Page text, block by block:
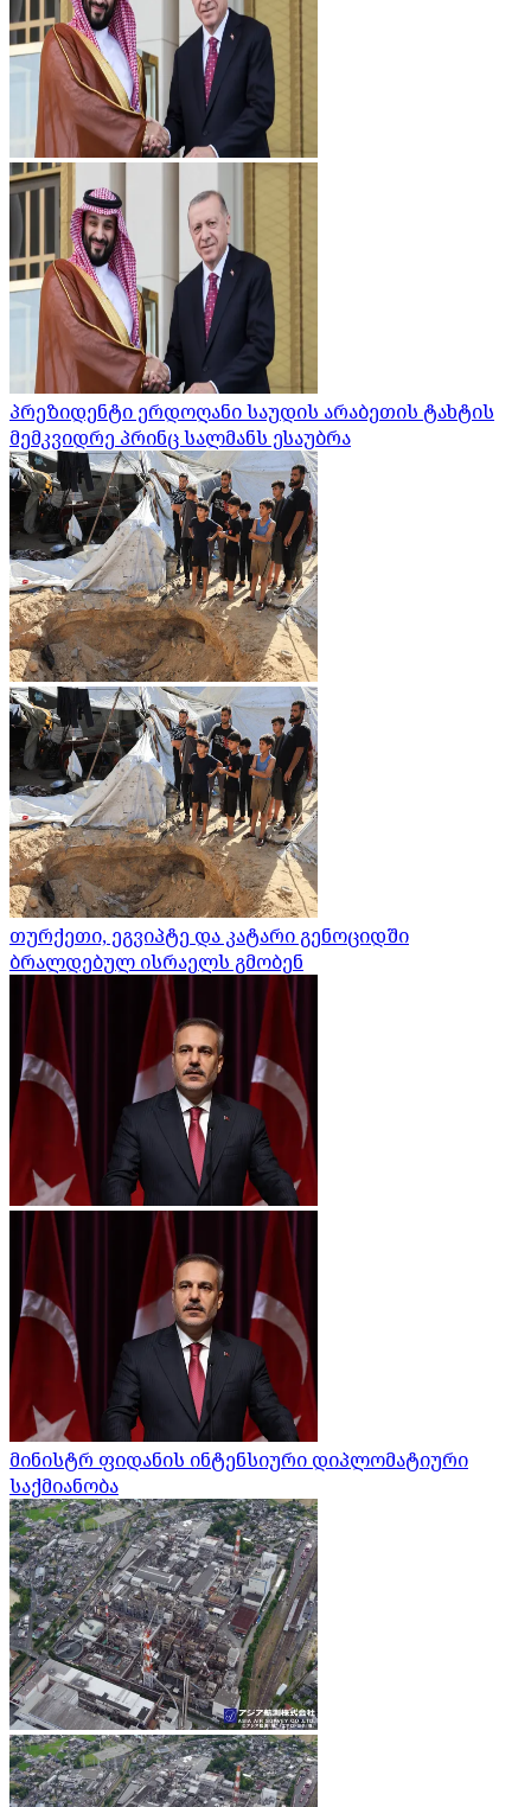
პრეზიდენტი ერდოღანი საუდის არაბეთის ტახტის
მემკვიდრე პრინც სალმანს ესაუბრა
თურქეთი, ეგვიპტე და კატარი გენოციდში
ბრალდებულ ისრაელს გმობენ
მინისტრ ფიდანის ინტენსიური დიპლომატიური
საქმიანობა